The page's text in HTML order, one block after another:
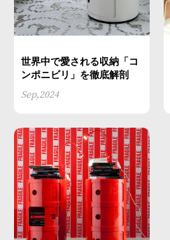
世界中で愛される収納「コ
ンポニビリ」を徹底解剖
Sep,2024